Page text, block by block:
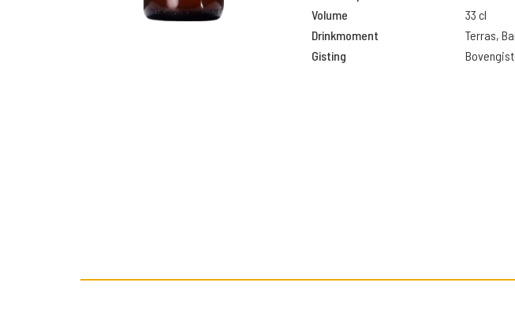
Volume
33 cl
Drinkmoment
Terras,
Gisting